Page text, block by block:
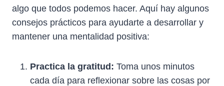
algo que todos podemos hacer. Aquí hay algunos
consejos prácticos para ayudarte a desarrollar y
mantener una mentalidad positiva:
Practica la gratitud: Toma unos minutos
cada día para reflexionar sobre las cosas por